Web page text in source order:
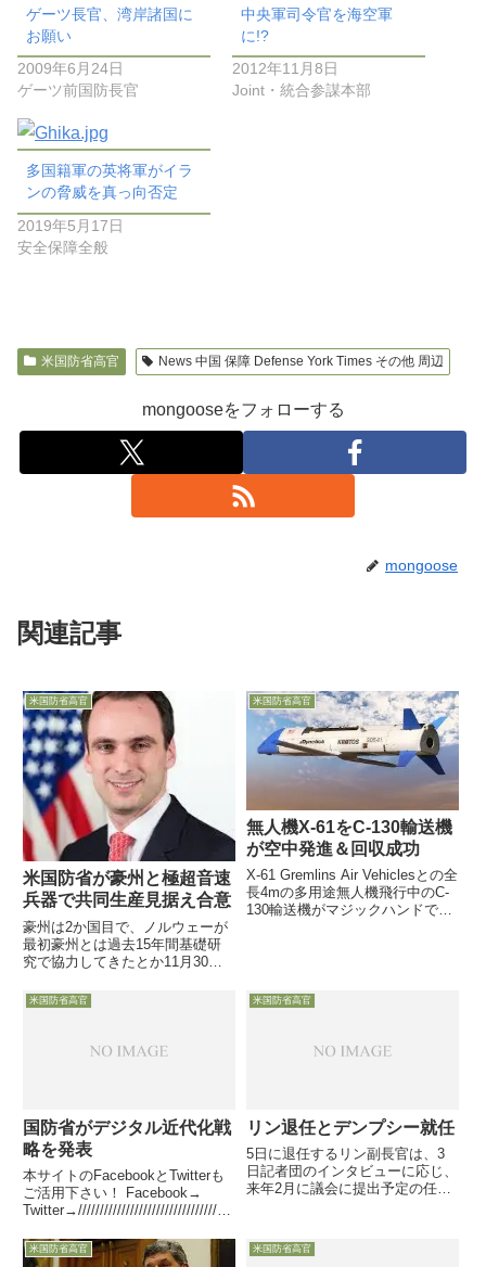
ゲーツ長官、湾岸諸国に
お願い
2009年6月24日
ゲーツ前国防長官
中央軍司令官を海空軍
に!?
2012年11月8日
Joint・統合参謀本部
多国籍軍の英将軍がイラ
ンの脅威を真っ向否定
2019年5月17日
安全保障全般
米国防省高官 News 中国 保障 Defense York Times その他 周辺
mongooseをフォローする
mongoose
関連記事
米国防省高官
米国防省が豪州と極超音速
兵器で共同生産見据え合意
豪州は2か国目で、ノルウェーが
最初豪州とは過去15年間基礎研
究で協力してきたとか11月30
技術開発担当次官が、豪州と極超
いた「SCIF...
米国防省高官
無人機X-61をC-130輸送機
が空中発進＆回収成功
X-61 Gremlins Air Vehiclesとの全
長4mの多用途無人機飛行中のC-
130輸送機がマジックハンドでつ
米国防省高官
国防省がデジタル近代化戦
略を発表
本サイトのFacebookとTwitterも
ご活用下さい！ Facebook→
Twitter→////////////////////////////////////
米国防省高官
リン退任とデンプシー就任
5日に退任するリン副長官は、3
日記者団のインタビューに応じ、
来年2月に議会に提出予定の任務
のデンプシー議長はオフレコの会
見に・・・
米国防省高官 米国防省高官